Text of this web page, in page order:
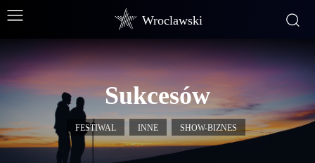
Wroclawski
Sukcesów
FESTIWAL INNE SHOW-BIZNES